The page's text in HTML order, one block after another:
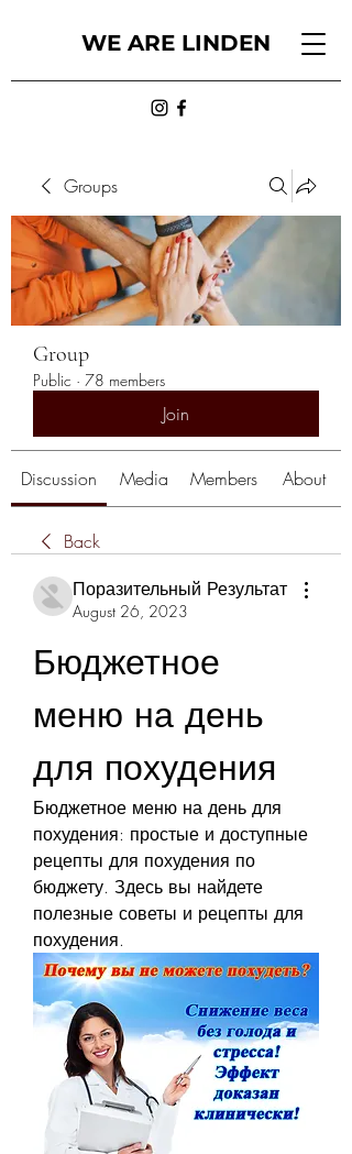
WE ARE LINDEN
Groups
Group
Public · 78 members
Join
Discussion Media Members About
Back
Поразительный Результат
August 26, 2023
Бюджетное
меню на день
для похудения
Бюджетное меню на день для
похудения: простые и доступные
рецепты для похудения по
бюджету. Здесь вы найдете
полезные советы и рецепты для
похудения.